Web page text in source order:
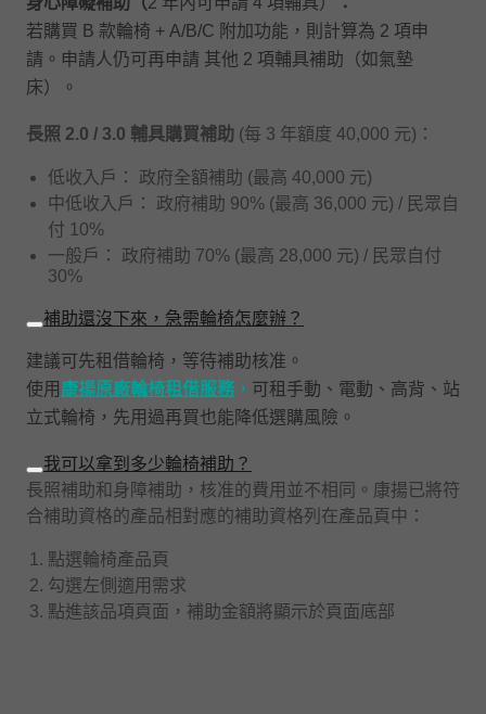
若購買 B 款輪椅 + A/B/C 附加功能，則計算為 2 項申
請。申請人仍可再申請 其他 2 項輔具補助（如氣墊
床）。
長照 2.0 / 3.0 輔具購買補助 (每 3 年額度 40,000 元)：
低收入戶： 政府全額補助 (最高 40,000 元)
中低收入戶： 政府補助 90% (最高 36,000 元) / 民眾自
付 10%
一般戶： 政府補助 70% (最高 28,000 元) / 民眾自付
30%
補助還沒下來，急需輪椅怎麼辦？
建議可先租借輪椅，等待補助核准。
使用 康揚原廠輪椅租借服務 ， 可租手動、電動、高背、站
立式輪椅，先用過再買也能降低選購風險。
我可以拿到多少輪椅補助？
長照補助和身障補助，核准的費用並不相同。康揚已將符
合補助資格的產品相對應的補助資格列在產品頁中：
點選輪椅產品頁
勾選左側適用需求
點進該品項頁面，補助金額將顯示於頁面底部